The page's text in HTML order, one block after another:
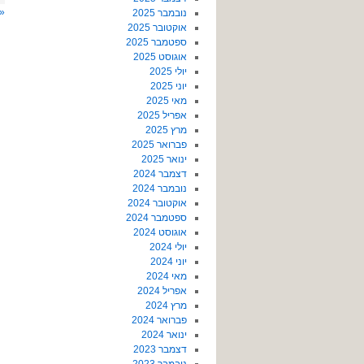
נובמבר 2025
אוקטובר 2025
ספטמבר 2025
אוגוסט 2025
יולי 2025
יוני 2025
מאי 2025
אפריל 2025
מרץ 2025
פברואר 2025
ינואר 2025
דצמבר 2024
נובמבר 2024
אוקטובר 2024
ספטמבר 2024
אוגוסט 2024
יולי 2024
יוני 2024
מאי 2024
אפריל 2024
מרץ 2024
פברואר 2024
ינואר 2024
דצמבר 2023